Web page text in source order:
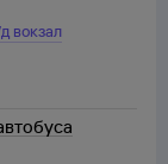
вокзал